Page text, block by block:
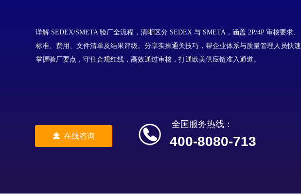
详解 SEDEX/SMETA 验厂全流程，清晰区分 SEDEX 与 SMETA，涵盖 2P/4P 审核要求、
标准、费用、文件清单及结果评级。分享实操通关技巧，帮企业体系与质量管理人员快速
掌握验厂要点，守住合规红线，高效通过审核，打通欧美供应链准入通道。
끤 在线咨询 400-8080-713
全国服务热线：